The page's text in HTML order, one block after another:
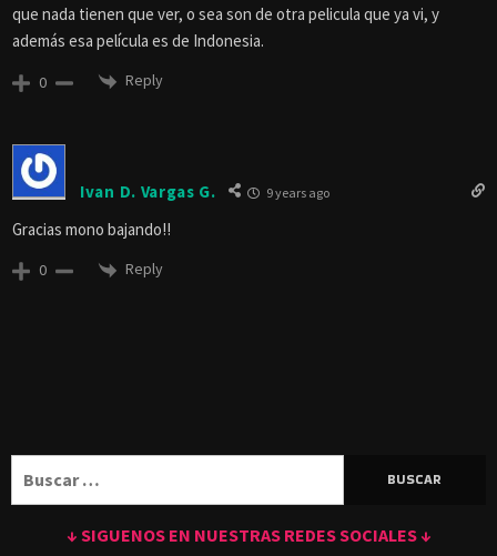
que nada tienen que ver, o sea son de otra pelicula que ya vi, y
además esa película es de Indonesia.
0 Reply
Ivan D. Vargas G. 9 years ago
Gracias mono bajando!!
0 Reply
↓ SIGUENOS EN NUESTRAS REDES SOCIALES ↓